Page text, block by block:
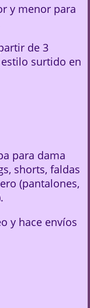
y menor para
de 3
surtido en
para dama
shorts, faldas
(pantalones,
y hace envíos